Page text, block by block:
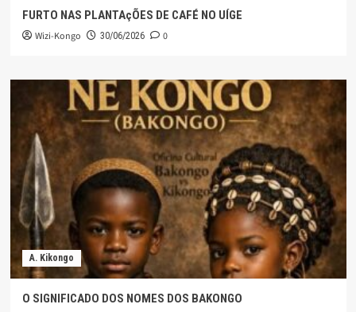
FURTO NAS PLANTAçÕES DE CAFÉ NO UÍGE
Wizi-Kongo 30/06/2026 0
A. Kikongo
O SIGNIFICADO DOS NOMES DOS BAKONGO